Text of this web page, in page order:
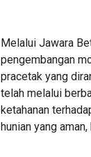
Melalui Jawara
pengembangan
pracetak yang
telah melalui
ketahanan
hunian yang